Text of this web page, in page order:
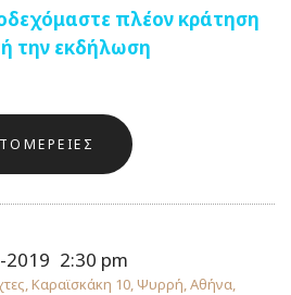
πλέον κράτηση
την εκδήλωση
2019 2:30 pm
Καραϊσκάκη 10, Ψυρρή, Αθήνα,